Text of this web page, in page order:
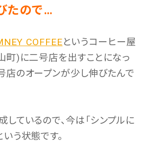
たので…
COFFEEというコーヒー屋
町)に二号店を出すことになっ
店のオープンが少し伸びたんで
しているので、今は「シンプルに
う状態です。